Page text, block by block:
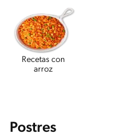
Recetas con
arroz
Postres